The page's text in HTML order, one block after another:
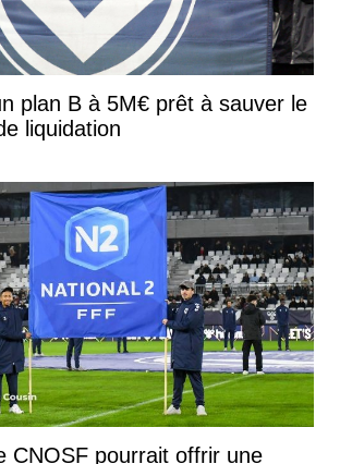
plan B à 5M€ prêt à sauver le
liquidation
CNOSF pourrait offrir une